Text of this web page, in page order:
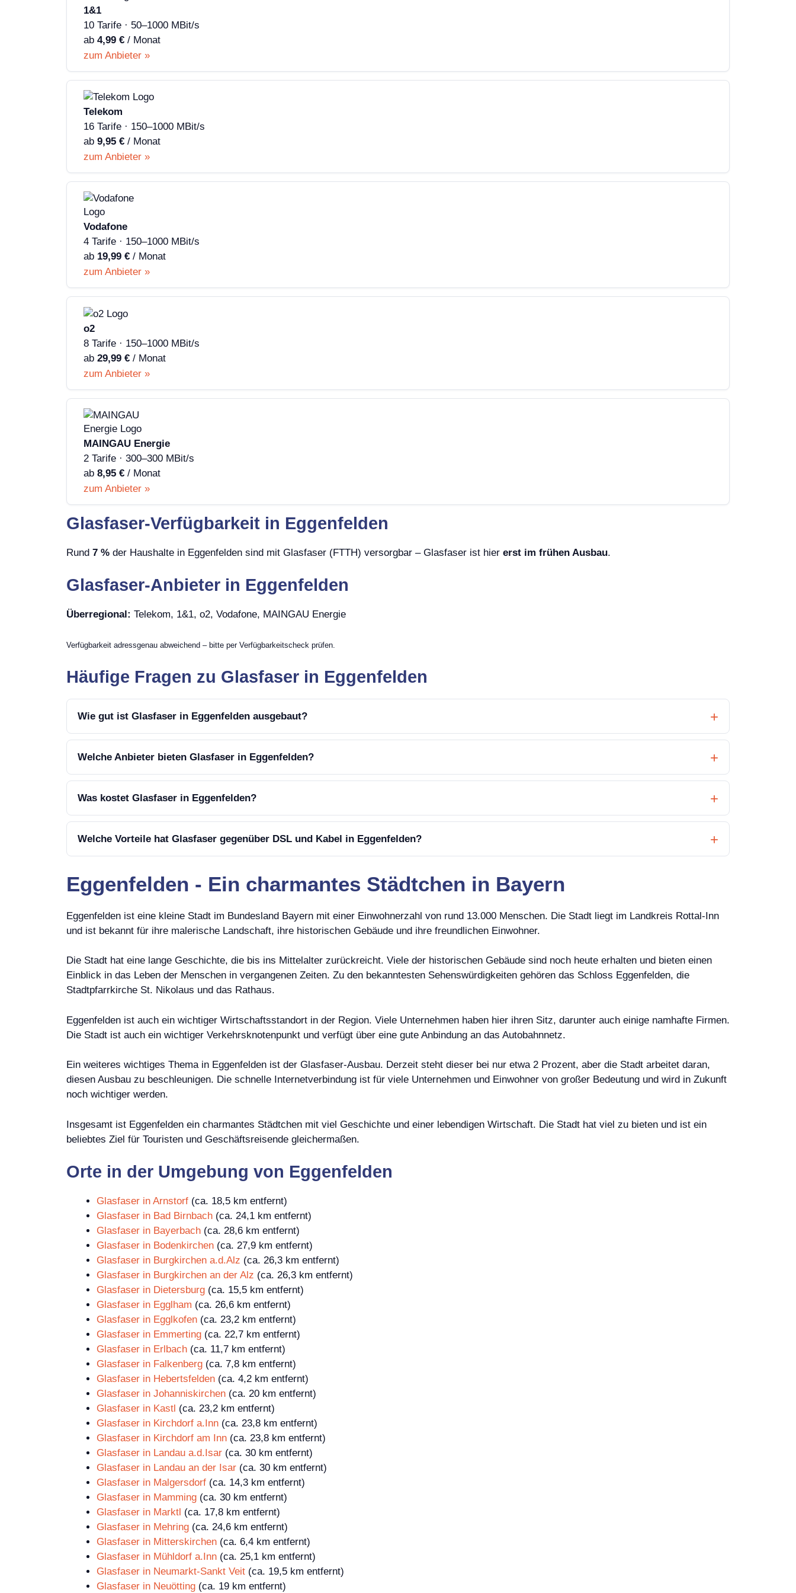
1&1
10 Tarife · 50–1000 MBit/s
ab 4,99 € / Monat
zum Anbieter »
Telekom
16 Tarife · 150–1000 MBit/s
ab 9,95 € / Monat
zum Anbieter »
Vodafone
4 Tarife · 150–1000 MBit/s
ab 19,99 € / Monat
zum Anbieter »
o2
8 Tarife · 150–1000 MBit/s
ab 29,99 € / Monat
zum Anbieter »
MAINGAU Energie
2 Tarife · 300–300 MBit/s
ab 8,95 € / Monat
zum Anbieter »
Glasfaser-Verfügbarkeit in Eggenfelden
Rund 7 % der Haushalte in Eggenfelden sind mit Glasfaser (FTTH) versorgbar – Glasfaser ist hier erst im frühen Ausbau.
Glasfaser-Anbieter in Eggenfelden
Überregional: Telekom, 1&1, o2, Vodafone, MAINGAU Energie
Verfügbarkeit adressgenau abweichend – bitte per Verfügbarkeitscheck prüfen.
Häufige Fragen zu Glasfaser in Eggenfelden
Wie gut ist Glasfaser in Eggenfelden ausgebaut?
Welche Anbieter bieten Glasfaser in Eggenfelden?
Was kostet Glasfaser in Eggenfelden?
Welche Vorteile hat Glasfaser gegenüber DSL und Kabel in Eggenfelden?
Eggenfelden - Ein charmantes Städtchen in Bayern
Eggenfelden ist eine kleine Stadt im Bundesland Bayern mit einer Einwohnerzahl von rund 13.000 Menschen. Die Stadt liegt im Landkreis Rottal-Inn
und ist bekannt für ihre malerische Landschaft, ihre historischen Gebäude und ihre freundlichen Einwohner.
Die Stadt hat eine lange Geschichte, die bis ins Mittelalter zurückreicht. Viele der historischen Gebäude sind noch heute erhalten und bieten einen
Einblick in das Leben der Menschen in vergangenen Zeiten. Zu den bekanntesten Sehenswürdigkeiten gehören das Schloss Eggenfelden, die
Stadtpfarrkirche St. Nikolaus und das Rathaus.
Eggenfelden ist auch ein wichtiger Wirtschaftsstandort in der Region. Viele Unternehmen haben hier ihren Sitz, darunter auch einige namhafte Firmen.
Die Stadt ist auch ein wichtiger Verkehrsknotenpunkt und verfügt über eine gute Anbindung an das Autobahnnetz.
Ein weiteres wichtiges Thema in Eggenfelden ist der Glasfaser-Ausbau. Derzeit steht dieser bei nur etwa 2 Prozent, aber die Stadt arbeitet daran,
diesen Ausbau zu beschleunigen. Die schnelle Internetverbindung ist für viele Unternehmen und Einwohner von großer Bedeutung und wird in Zukunft
noch wichtiger werden.
Insgesamt ist Eggenfelden ein charmantes Städtchen mit viel Geschichte und einer lebendigen Wirtschaft. Die Stadt hat viel zu bieten und ist ein
beliebtes Ziel für Touristen und Geschäftsreisende gleichermaßen.
Orte in der Umgebung von Eggenfelden
Glasfaser in Arnstorf (ca. 18,5 km entfernt)
Glasfaser in Bad Birnbach (ca. 24,1 km entfernt)
Glasfaser in Bayerbach (ca. 28,6 km entfernt)
Glasfaser in Bodenkirchen (ca. 27,9 km entfernt)
Glasfaser in Burgkirchen a.d.Alz (ca. 26,3 km entfernt)
Glasfaser in Burgkirchen an der Alz (ca. 26,3 km entfernt)
Glasfaser in Dietersburg (ca. 15,5 km entfernt)
Glasfaser in Egglham (ca. 26,6 km entfernt)
Glasfaser in Egglkofen (ca. 23,2 km entfernt)
Glasfaser in Emmerting (ca. 22,7 km entfernt)
Glasfaser in Erlbach (ca. 11,7 km entfernt)
Glasfaser in Falkenberg (ca. 7,8 km entfernt)
Glasfaser in Hebertsfelden (ca. 4,2 km entfernt)
Glasfaser in Johanniskirchen (ca. 20 km entfernt)
Glasfaser in Kastl (ca. 23,2 km entfernt)
Glasfaser in Kirchdorf a.Inn (ca. 23,8 km entfernt)
Glasfaser in Kirchdorf am Inn (ca. 23,8 km entfernt)
Glasfaser in Landau a.d.Isar (ca. 30 km entfernt)
Glasfaser in Landau an der Isar (ca. 30 km entfernt)
Glasfaser in Malgersdorf (ca. 14,3 km entfernt)
Glasfaser in Mamming (ca. 30 km entfernt)
Glasfaser in Marktl (ca. 17,8 km entfernt)
Glasfaser in Mehring (ca. 24,6 km entfernt)
Glasfaser in Mitterskirchen (ca. 6,4 km entfernt)
Glasfaser in Mühldorf a.Inn (ca. 25,1 km entfernt)
Glasfaser in Neumarkt-Sankt Veit (ca. 19,5 km entfernt)
Glasfaser in Neuötting (ca. 19 km entfernt)